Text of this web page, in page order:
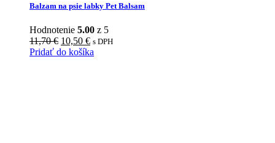
Balzam na psie labky Pet Balsam
Hodnotenie 5.00 z 5
11,70€ Original
price
10,50 €Current
price
s DPH
Pridať do košíka